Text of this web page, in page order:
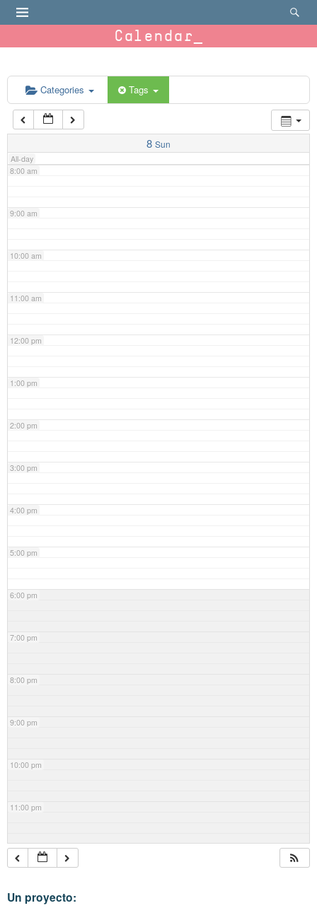
Calendar
Categories Tags
8 Sun
All-day
6:00 am
7:00 am
8:00 am
9:00 am
10:00 am
11:00 am
12:00 pm
1:00 pm
2:00 pm
3:00 pm
4:00 pm
5:00 pm
6:00 pm
7:00 pm
8:00 pm
9:00 pm
10:00 pm
11:00 pm
Un proyecto: